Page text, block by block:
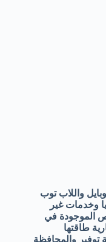
واللاب توب
وخدمات غير
الموجودة في
طاقتها
توفير والمحافظة